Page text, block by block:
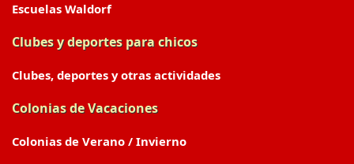
Escuelas Waldorf
Clubes y deportes para chicos
Clubes, deportes y otras actividades
Colonias de Vacaciones
Colonias de Verano / Invierno